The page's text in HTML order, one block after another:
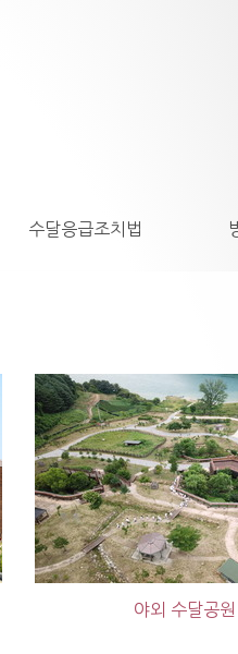
수달응급조치법
야외 수달공원